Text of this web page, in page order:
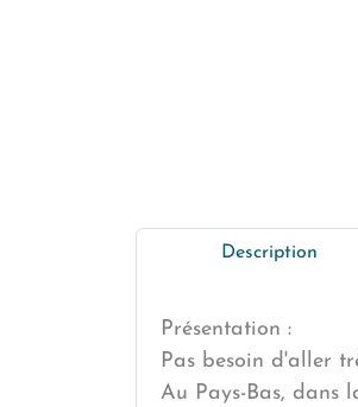
Description
Présentation :
Pas besoin d'aller
Au Pays-Bas, dans